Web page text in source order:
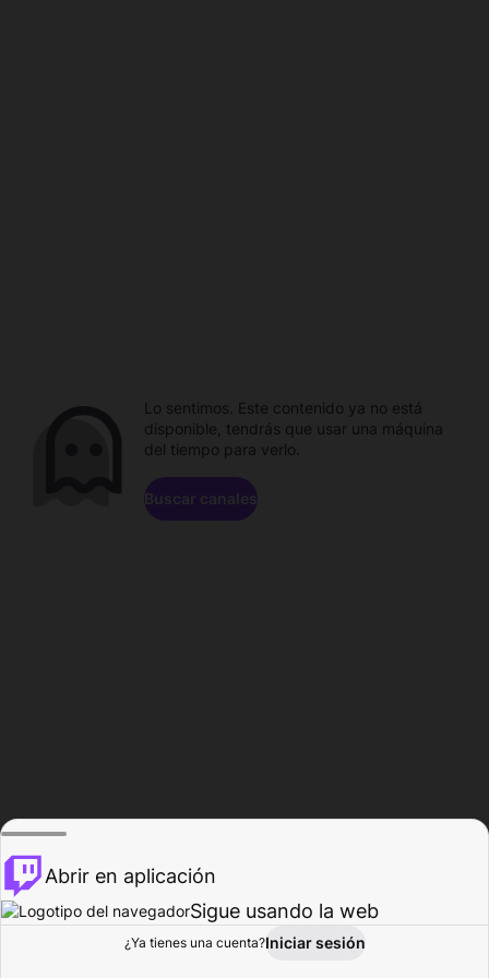
Explorar Actividad
Lo sentimos. Este contenido ya no está
disponible, tendrás que usar una máquina
del tiempo para verlo.
Buscar canales
Abrir en aplicación
Sigue usando la web
¿Ya tienes una cuenta?Iniciar sesión